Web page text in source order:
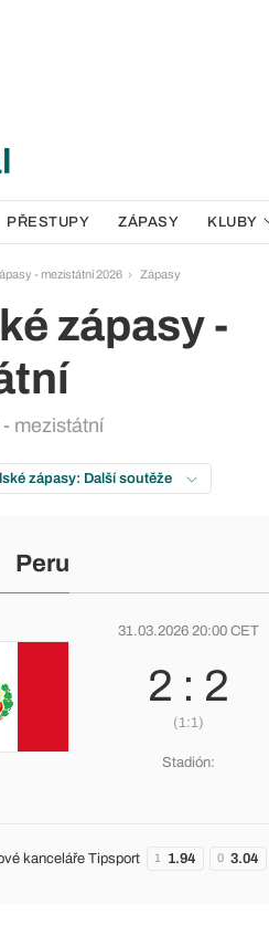
PŘESTUPY ZÁPASY KLUBY
- mezistátní 2026 Zápasy
zápasy -
mezistátní
zápasy: Další soutěže
Peru
31.03.2026 20:00 CET
2 : 2
(1:1)
Stadión:
kanceláře Tipsport 1 1.94 0 3.04